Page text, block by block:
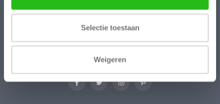
Selectie toestaan
Weigeren
+31(0)345-637599
kristalglas@live.nl